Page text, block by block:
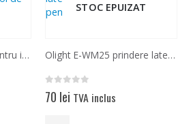
Nitecore SG7 silicon pentru intretinere cu rol de protectie
STOC EPUIZAT
Olight E-WM25 prindere laterala pe sina Picatinny pentru lanterne
0 out of 5
70 lei TVA inclus